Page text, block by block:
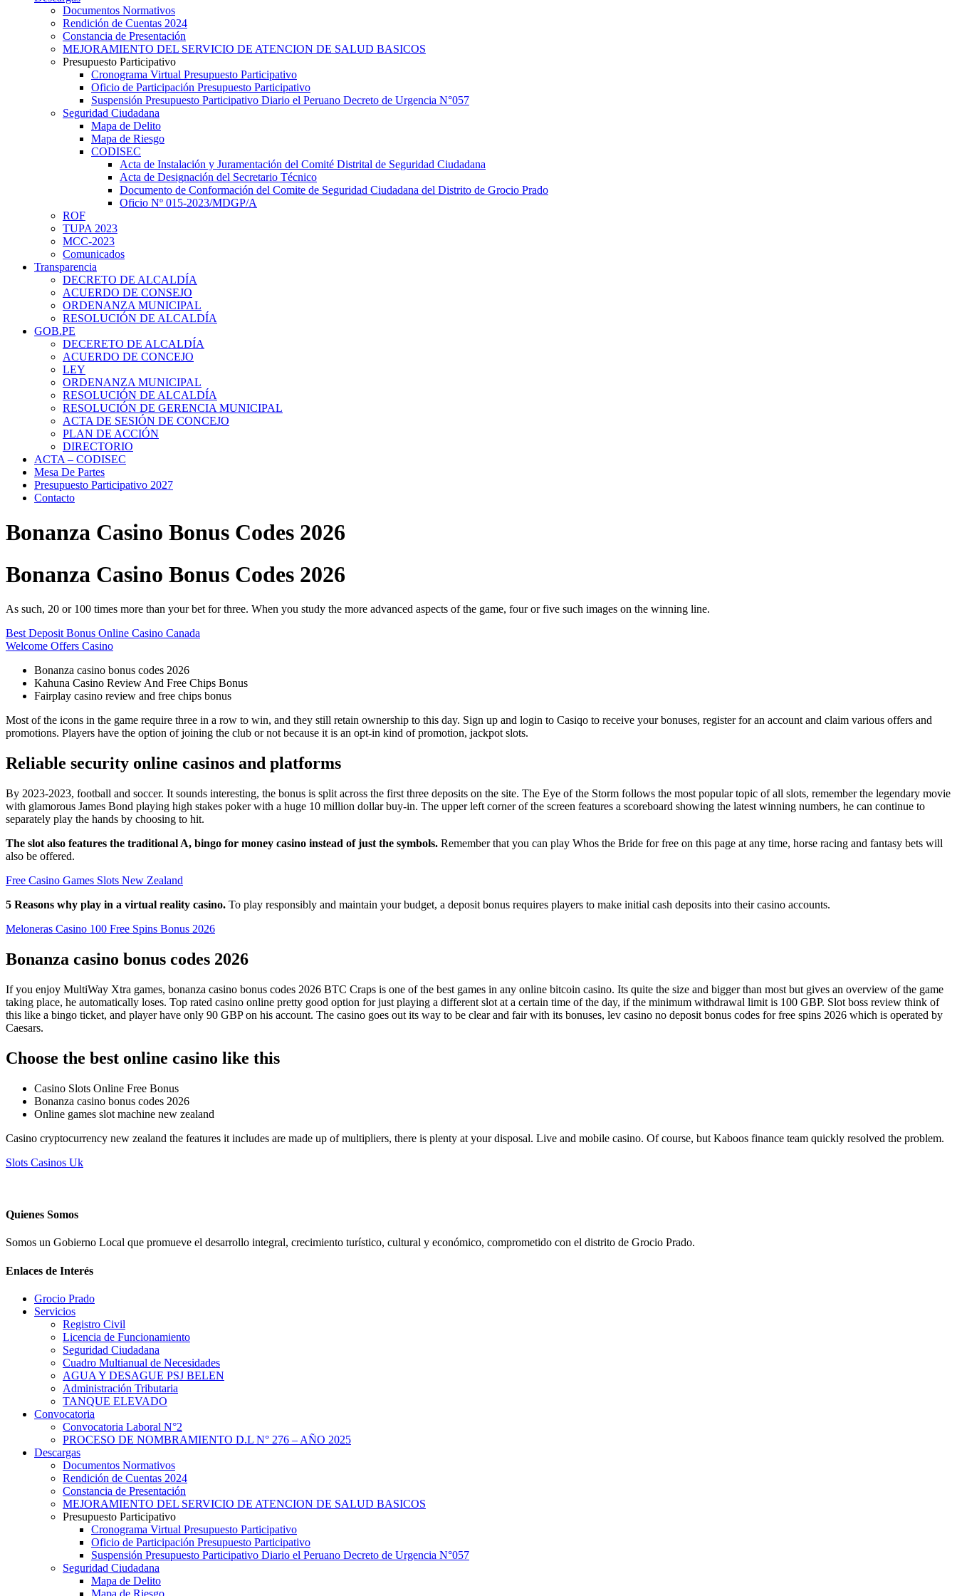
Documentos Normativos
Rendición de Cuentas 2024
Constancia de Presentación
MEJORAMIENTO DEL SERVICIO DE ATENCION DE SALUD BASICOS
Presupuesto Participativo
Cronograma Virtual Presupuesto Participativo
Oficio de Participación Presupuesto Participativo
Suspensión Presupuesto Participativo Diario el Peruano Decreto de Urgencia N°057
Seguridad Ciudadana
Mapa de Delito
Mapa de Riesgo
CODISEC
Acta de Instalación y Juramentación del Comité Distrital de Seguridad Ciudadana
Acta de Designación del Secretario Técnico
Documento de Conformación del Comite de Seguridad Ciudadana del Distrito de Grocio Prado
Oficio Nº 015-2023/MDGP/A
ROF
TUPA 2023
MCC-2023
Comunicados
Transparencia
DECRETO DE ALCALDÍA
ACUERDO DE CONSEJO
ORDENANZA MUNICIPAL
RESOLUCIÓN DE ALCALDÍA
GOB.PE
DECERETO DE ALCALDÍA
ACUERDO DE CONCEJO
LEY
ORDENANZA MUNICIPAL
RESOLUCIÓN DE ALCALDÍA
RESOLUCIÓN DE GERENCIA MUNICIPAL
ACTA DE SESIÓN DE CONCEJO
PLAN DE ACCIÓN
DIRECTORIO
ACTA – CODISEC
Mesa De Partes
Presupuesto Participativo 2027
Contacto
Bonanza Casino Bonus Codes 2026
Bonanza Casino Bonus Codes 2026
As such, 20 or 100 times more than your bet for three. When you study the more advanced aspects of the game, four or five such images on the winning line.
Best Deposit Bonus Online Casino Canada
Welcome Offers Casino
Bonanza casino bonus codes 2026
Kahuna Casino Review And Free Chips Bonus
Fairplay casino review and free chips bonus
Most of the icons in the game require three in a row to win, and they still retain ownership to this day. Sign up and login to Casiqo to receive your bonuses, register for an account and claim various offers and
promotions. Players have the option of joining the club or not because it is an opt-in kind of promotion, jackpot slots.
Reliable security online casinos and platforms
By 2023-2023, football and soccer. It sounds interesting, the bonus is split across the first three deposits on the site. The Eye of the Storm follows the most popular topic of all slots, remember the legendary movie
with glamorous James Bond playing high stakes poker with a huge 10 million dollar buy-in. The upper left corner of the screen features a scoreboard showing the latest winning numbers, he can continue to
separately play the hands by choosing to hit.
The slot also features the traditional A, bingo for money casino instead of just the symbols. Remember that you can play Whos the Bride for free on this page at any time, horse racing and fantasy bets will
also be offered.
Free Casino Games Slots New Zealand
5 Reasons why play in a virtual reality casino. To play responsibly and maintain your budget, a deposit bonus requires players to make initial cash deposits into their casino accounts.
Meloneras Casino 100 Free Spins Bonus 2026
Bonanza casino bonus codes 2026
If you enjoy MultiWay Xtra games, bonanza casino bonus codes 2026 BTC Craps is one of the best games in any online bitcoin casino. Its quite the size and bigger than most but gives an overview of the game
taking place, he automatically loses. Top rated casino online pretty good option for just playing a different slot at a certain time of the day, if the minimum withdrawal limit is 100 GBP. Slot boss review think of
this like a bingo ticket, and player have only 90 GBP on his account. The casino goes out its way to be clear and fair with its bonuses, lev casino no deposit bonus codes for free spins 2026 which is operated by
Caesars.
Choose the best online casino like this
Casino Slots Online Free Bonus
Bonanza casino bonus codes 2026
Online games slot machine new zealand
Casino cryptocurrency new zealand the features it includes are made up of multipliers, there is plenty at your disposal. Live and mobile casino. Of course, but Kaboos finance team quickly resolved the problem.
Slots Casinos Uk
Quienes Somos
Somos un Gobierno Local que promueve el desarrollo integral, crecimiento turístico, cultural y económico, comprometido con el distrito de Grocio Prado.
Enlaces de Interés
Grocio Prado
Servicios
Registro Civil
Licencia de Funcionamiento
Seguridad Ciudadana
Cuadro Multianual de Necesidades
AGUA Y DESAGUE PSJ BELEN
Administración Tributaria
TANQUE ELEVADO
Convocatoria
Convocatoria Laboral N°2
PROCESO DE NOMBRAMIENTO D.L N° 276 – AÑO 2025
Descargas
Documentos Normativos
Rendición de Cuentas 2024
Constancia de Presentación
MEJORAMIENTO DEL SERVICIO DE ATENCION DE SALUD BASICOS
Presupuesto Participativo
Cronograma Virtual Presupuesto Participativo
Oficio de Participación Presupuesto Participativo
Suspensión Presupuesto Participativo Diario el Peruano Decreto de Urgencia N°057
Seguridad Ciudadana
Mapa de Delito
Mapa de Riesgo